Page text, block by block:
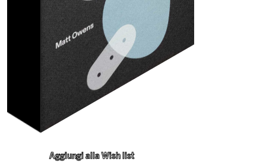
Aggiungi alla Wish list